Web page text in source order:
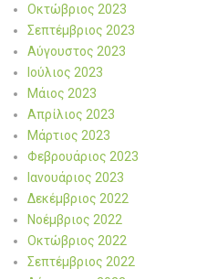
Οκτώβριος 2023
Σεπτέμβριος 2023
Αύγουστος 2023
Ιούλιος 2023
Μάιος 2023
Απρίλιος 2023
Μάρτιος 2023
Φεβρουάριος 2023
Ιανουάριος 2023
Δεκέμβριος 2022
Νοέμβριος 2022
Οκτώβριος 2022
Σεπτέμβριος 2022